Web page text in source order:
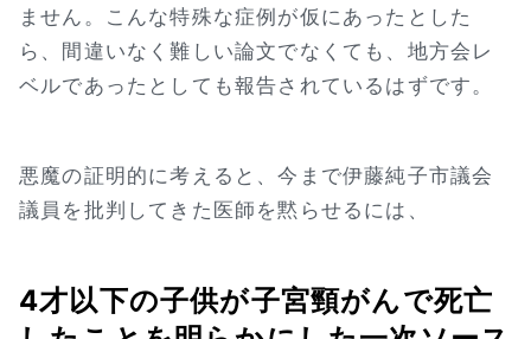
ません。こんな特殊な症例が仮にあったとした
ら、間違いなく難しい論文でなくても、地方会レ
ベルであったとしても報告されているはずです。
悪魔の証明的に考えると、今まで伊藤純子市議会
議員を批判してきた医師を黙らせるには、
4才以下の子供が子宮頸がんで死亡